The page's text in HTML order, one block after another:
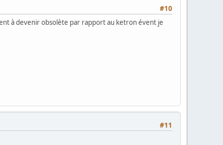
#10
à devenir obsolète par rapport au ketron évent je
#11